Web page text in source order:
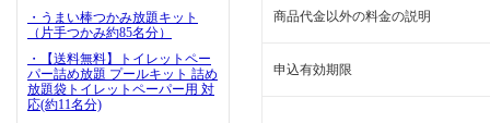
・うまい棒つかみ放題キット
（片手つかみ約85名分）
・【送料無料】トイレットペー
パー詰め放題 プールキット 詰め
放題袋トイレットペーパー用 対
応(約11名分)
商品代金以外の料金の説明
申込有効期限